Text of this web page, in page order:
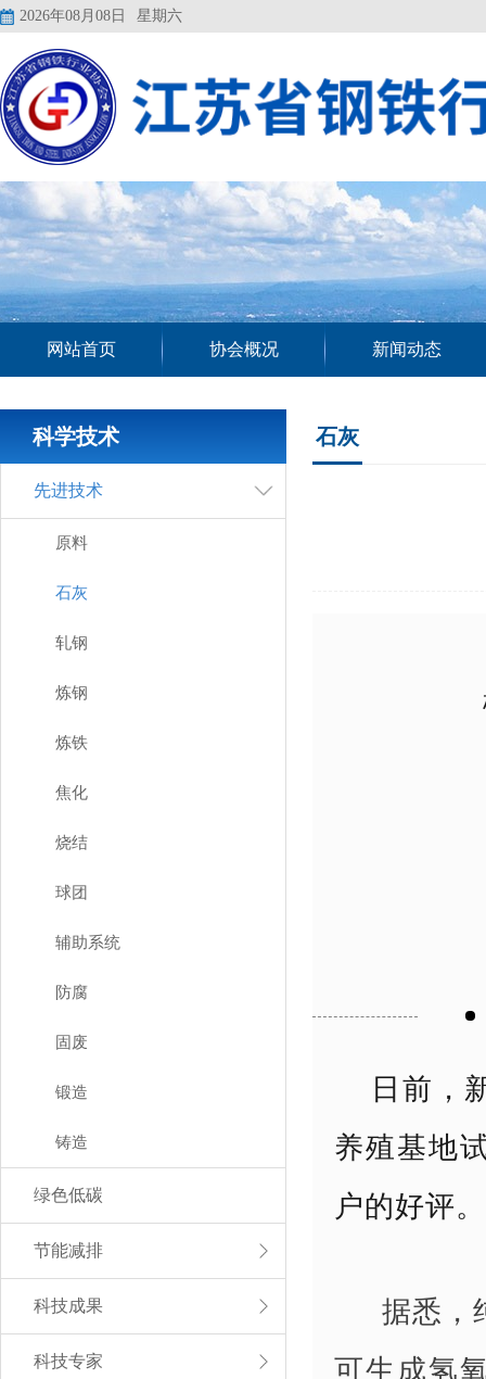
2026年08月08日 星期六
网站首页 协会概况 新闻动态
科学技术
先进技术
原料
石灰
轧钢
炼钢
炼铁
焦化
烧结
球团
辅助系统
防腐
固废
锻造
铸造
绿色低碳
节能减排
科技成果
科技专家
石灰
日前，
养殖基地
户的好评。
据悉，
可生成氢